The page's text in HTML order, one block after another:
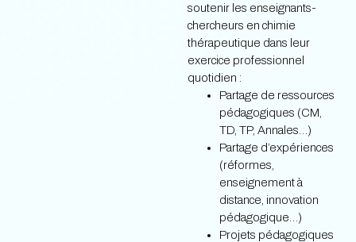
soutenir les enseignants-
chercheurs en chimie
thérapeutique dans leur
exercice professionnel
quotidien :
Partage de ressources
pédagogiques (CM,
TD, TP, Annales…)
Partage d’expériences
(réformes,
enseignement à
distance, innovation
pédagogique…)
Projets pédagogiques